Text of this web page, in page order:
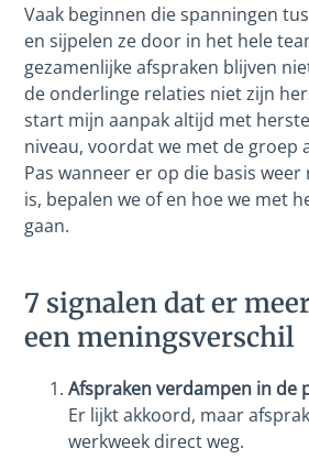
Vaak beginnen die spanningen
en sijpelen ze door in het hele
gezamenlijke afspraken blijven
de onderlinge relaties niet zijn
start mijn aanpak altijd met
niveau, voordat we met de groep
Pas wanneer er op die basis
is, bepalen we of en hoe we met
gaan.
7 signalen dat er
een meningsverschil
Afspraken verdampen in de
Er lijkt akkoord, maar
werkweek direct weg.